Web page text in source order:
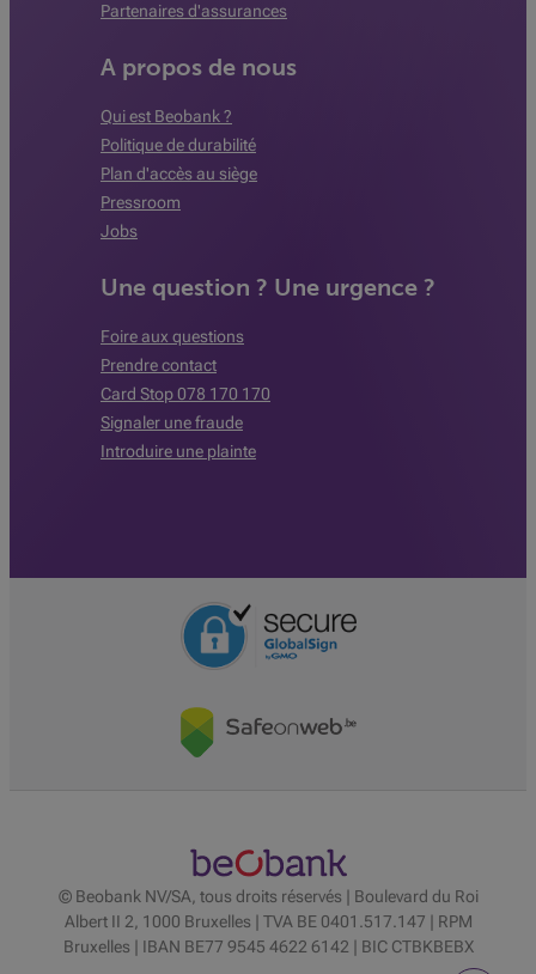
Partenaires d'assurances
A propos de nous
Qui est Beobank ?
Politique de durabilité
Plan d'accès au siège
Pressroom
Jobs
Une question ? Une urgence ?
Foire aux questions
Prendre contact
Card Stop 078 170 170
Signaler une fraude
Introduire une plainte
© Beobank NV/SA, tous droits réservés | Boulevard du Roi
Albert II 2, 1000 Bruxelles | TVA BE 0401.517.147 | RPM
Bruxelles | IBAN BE77 9545 4622 6142 | BIC CTBKBEBX